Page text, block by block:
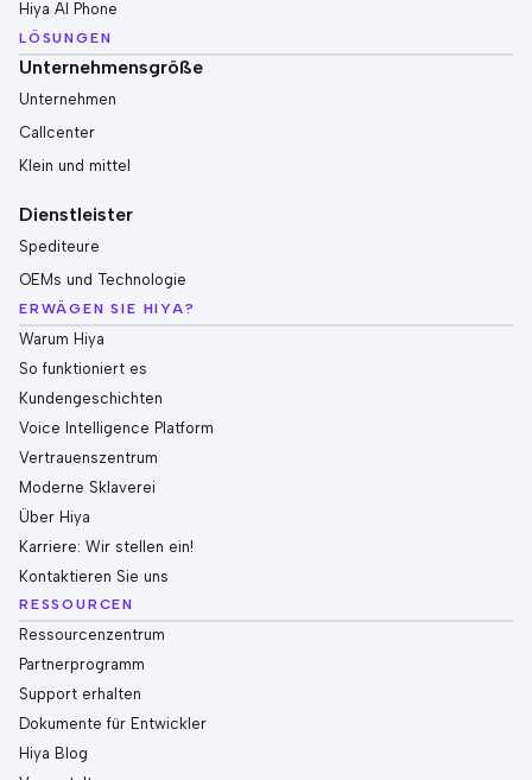
Hiya AI Phone
LÖSUNGEN
Unternehmensgröße
Unternehmen
Callcenter
Klein und mittel
Dienstleister
Spediteure
OEMs und Technologie
ERWÄGEN SIE HIYA?
Warum Hiya
So funktioniert es
Kundengeschichten
Voice Intelligence Platform
Vertrauenszentrum
Moderne Sklaverei
Über Hiya
Karriere: Wir stellen ein!
Kontaktieren Sie uns
RESSOURCEN
Ressourcenzentrum
Partnerprogramm
Support erhalten
Dokumente für Entwickler
Hiya Blog